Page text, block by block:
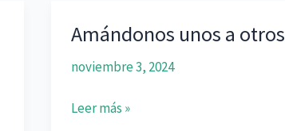
Amándonos unos a otros
noviembre 3, 2024
Amándonos
Leer más »